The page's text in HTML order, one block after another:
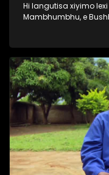
Hi langutisa xiyimo
Mambhumbhu, e